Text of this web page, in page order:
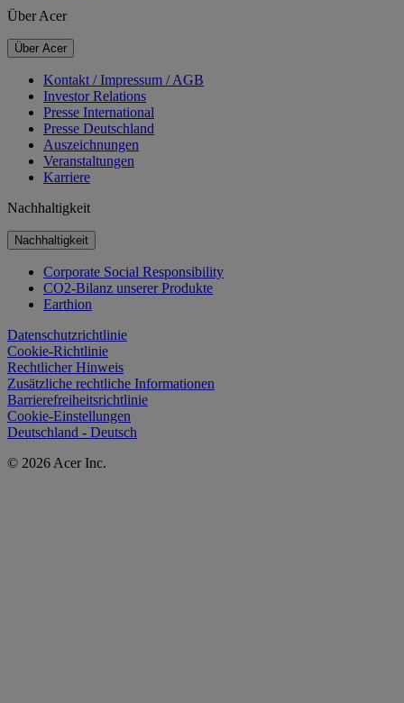
Über Acer
Über Acer
Kontakt / Impressum / AGB
Investor Relations
Presse International
Presse Deutschland
Auszeichnungen
Veranstaltungen
Karriere
Nachhaltigkeit
Nachhaltigkeit
Corporate Social Responsibility
CO2-Bilanz unserer Produkte
Earthion
Datenschutzrichtlinie
Cookie-Richtlinie
Rechtlicher Hinweis
Zusätzliche rechtliche Informationen
Barrierefreiheitsrichtlinie
Cookie-Einstellungen
Deutschland - Deutsch
© 2026 Acer Inc.